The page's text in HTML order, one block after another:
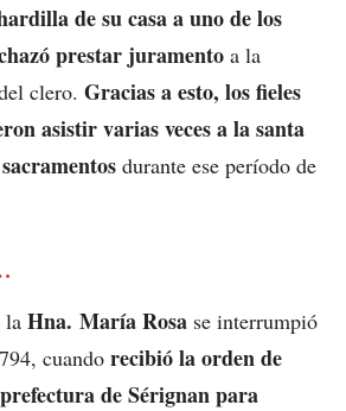
de su casa a uno de los
prestar juramento a la
clero. Gracias a esto, los fieles
asistir varias veces a la santa
durante ese período de
la Hna. María Rosa se interrumpió
cuando recibió la orden de
de Sérignan para